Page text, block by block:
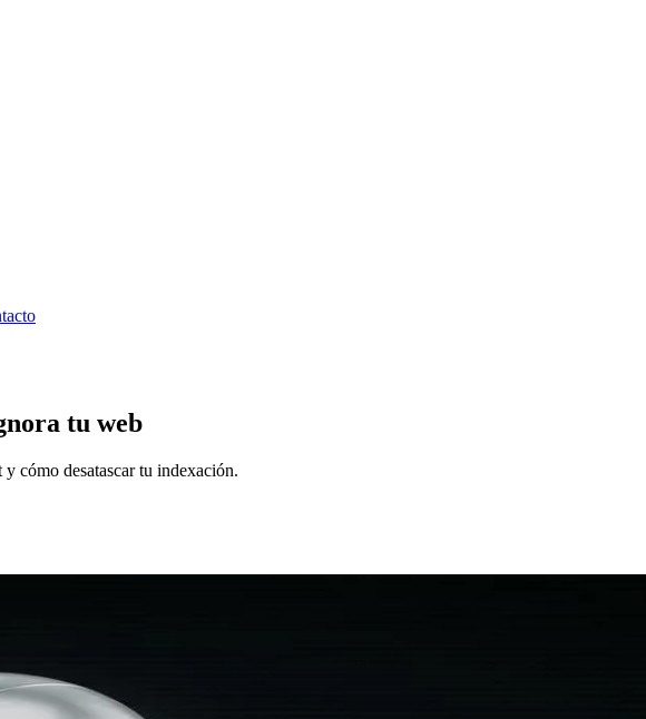
tu web
cómo desatascar tu indexación.